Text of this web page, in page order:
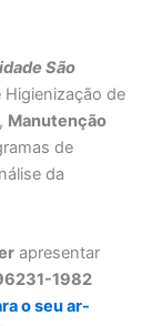
São
de
Manutenção
de
da
apresentar
1982
o seu ar-